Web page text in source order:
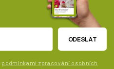
ODESLAT
podmínkami zpracování osobních